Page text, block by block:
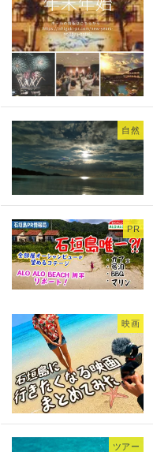
自然
PR
映画
ツアー